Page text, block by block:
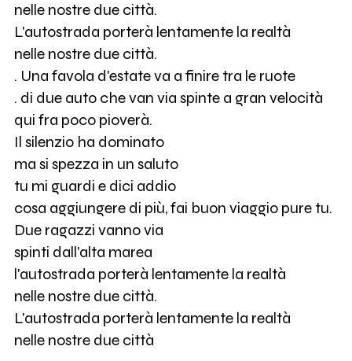
nelle nostre due città.
L'autostrada porterà lentamente la realtà
nelle nostre due città.
. Una favola d'estate va a finire tra le ruote
. di due auto che van via spinte a gran velocità
qui fra poco pioverà.
Il silenzio ha dominato
ma si spezza in un saluto
tu mi guardi e dici addio
cosa aggiungere di più, fai buon viaggio pure tu.
Due ragazzi vanno via
spinti dall'alta marea
l'autostrada porterà lentamente la realtà
nelle nostre due città.
L'autostrada porterà lentamente la realtà
nelle nostre due città